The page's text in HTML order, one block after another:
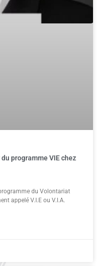
programme VIE chez
du Volontariat
appelé V.I.E ou V.I.A.